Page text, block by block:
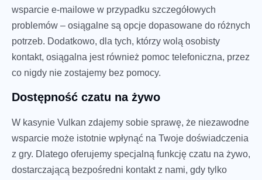
wsparcie e-mailowe w przypadku szczegółowych
problemów – osiągalne są opcje dopasowane do różnych
potrzeb. Dodatkowo, dla tych, którzy wolą osobisty
kontakt, osiągalna jest również pomoc telefoniczna, przez
co nigdy nie zostajemy bez pomocy.
Dostępność czatu na żywo
W kasynie Vulkan zdajemy sobie sprawę, że niezawodne
wsparcie może istotnie wpłynąć na Twoje doświadczenia
z gry. Dlatego oferujemy specjalną funkcję czatu na żywo,
dostarczającą bezpośredni kontakt z nami, gdy tylko